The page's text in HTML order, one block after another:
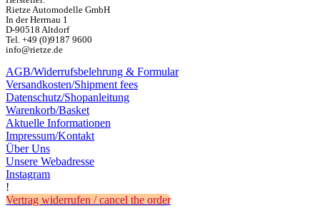
Rietze Automodelle GmbH
In der Herrnau 1
D-90518 Altdorf
Tel. +49 (0)9187 9600
info@rietze.de
AGB/Widerrufsbelehrung & Formular
Versandkosten/Shipment fees
Datenschutz/Shopanleitung
Warenkorb/Basket
Aktuelle Informationen
Impressum/Kontakt
Über Uns
Unsere Webadresse
Instagram
!
Vertrag widerrufen / cancel the order